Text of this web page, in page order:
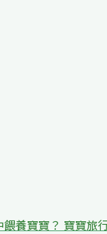
養寶寶？ 寶寶旅